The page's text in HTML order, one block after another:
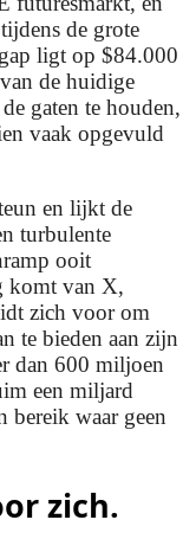
de grote
ligt op $84.000
de huidige
gaten te houden,
vaak opgevuld
en lijkt de
turbulente
ooit
komt van X,
zich voor om
te bieden aan zijn
dan 600 miljoen
een miljard
bereik waar geen
zich.